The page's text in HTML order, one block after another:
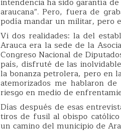
araucana”. Pero, fuera de
podía mandar un militar, pero
Vi dos realidades: la del
Arauca era la sede de la
Congreso Nacional de
país, disfruté de las
la bonanza petrolera, pero en
atemorizados me hablaron
riesgo en medio de
Días después de esas
tiros de fusil al obispo
un camino del municipio de